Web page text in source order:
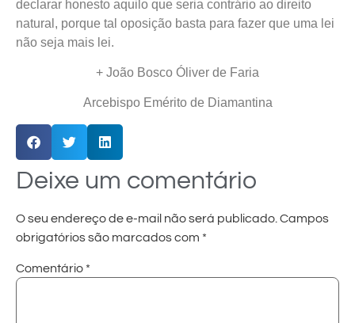
declarar honesto aquilo que seria contrário ao direito
natural, porque tal oposição basta para fazer que uma lei
não seja mais lei.
+ João Bosco Óliver de Faria
Arcebispo Emérito de Diamantina
Deixe um comentário
O seu endereço de e-mail não será publicado. Campos
obrigatórios são marcados com *
Comentário *